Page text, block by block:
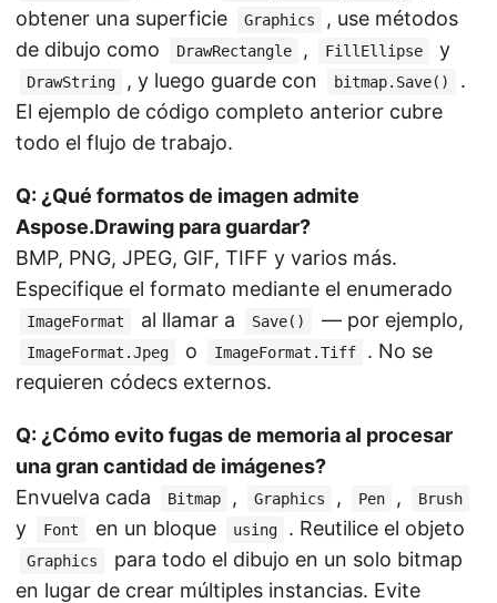
obtener una superficie
Graphics
, use métodos
de dibujo como
DrawRectangle , FillEllipse y
DrawString , y luego guarde con bitmap.Save()
.
El ejemplo de código completo anterior cubre
todo el flujo de trabajo.
Q: ¿Qué formatos de imagen admite
Aspose.Drawing para guardar?
BMP, PNG, JPEG, GIF, TIFF y varios más.
Especifique el formato mediante el enumerado
ImageFormat al llamar a Save() — por ejemplo,
ImageFormat.Jpeg o ImageFormat.Tiff
. No se
requieren códecs externos.
Q: ¿Cómo evito fugas de memoria al procesar
una gran cantidad de imágenes?
Envuelva cada
Bitmap , Graphics , Pen , Brush
y Font en un bloque using . Reutilice el objeto
Graphics
para todo el dibujo en un solo bitmap
en lugar de crear múltiples instancias. Evite